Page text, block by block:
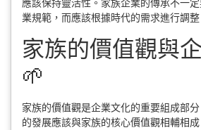
應該保持靈活性。家族企業的傳承不一
業規範，而應該根據時代的需求進行調整
家族的價值觀與
🌱
家族的價值觀是企業文化的重要組成部
的發展應該與家族的核心價值觀相輔相